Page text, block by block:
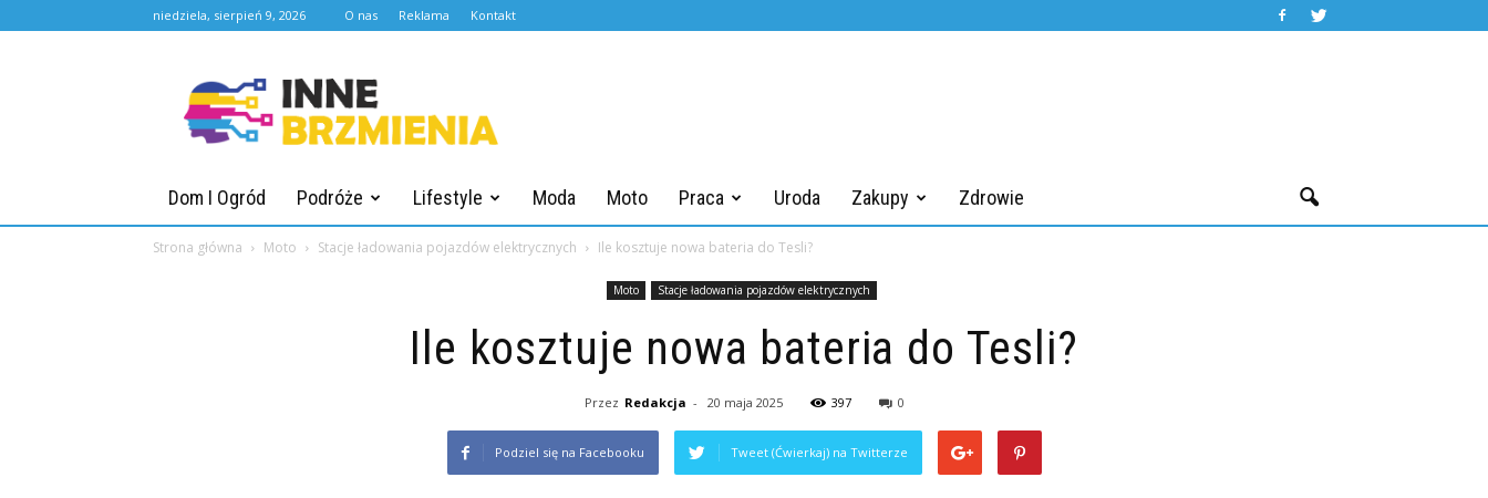
niedziela, sierpień 9, 2026 O nas Reklama Kontakt
Dom I Ogród Podróże Lifestyle Moda Moto Praca Uroda Zakupy Zdrowie
Strona główna Moto Stacje ładowania pojazdów elektrycznych Ile kosztuje nowa bateria do Tesli?
Moto Stacje ładowania pojazdów elektrycznych
Ile kosztuje nowa bateria do Tesli?
Przez Redakcja - 20 maja 2025 397 0
Podziel się na Facebooku Tweet (Ćwierkaj) na Twitterze